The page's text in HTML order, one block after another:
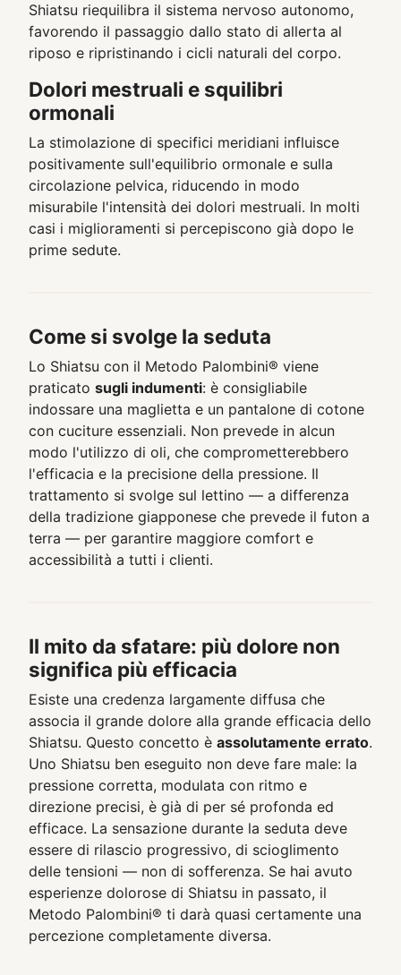
Shiatsu riequilibra il sistema nervoso autonomo,
favorendo il passaggio dallo stato di allerta al
riposo e ripristinando i cicli naturali del corpo.
Dolori mestruali e squilibri
ormonali
La stimolazione di specifici meridiani influisce
positivamente sull'equilibrio ormonale e sulla
circolazione pelvica, riducendo in modo
misurabile l'intensità dei dolori mestruali. In molti
casi i miglioramenti si percepiscono già dopo le
prime sedute.
Come si svolge la seduta
Lo Shiatsu con il Metodo Palombini® viene
praticato sugli indumenti: è consigliabile
indossare una maglietta e un pantalone di cotone
con cuciture essenziali. Non prevede in alcun
modo l'utilizzo di oli, che comprometterebbero
l'efficacia e la precisione della pressione. Il
trattamento si svolge sul lettino — a differenza
della tradizione giapponese che prevede il futon a
terra — per garantire maggiore comfort e
accessibilità a tutti i clienti.
Il mito da sfatare: più dolore non
significa più efficacia
Esiste una credenza largamente diffusa che
associa il grande dolore alla grande efficacia dello
Shiatsu. Questo concetto è assolutamente errato.
Uno Shiatsu ben eseguito non deve fare male: la
pressione corretta, modulata con ritmo e
direzione precisi, è già di per sé profonda ed
efficace. La sensazione durante la seduta deve
essere di rilascio progressivo, di scioglimento
delle tensioni — non di sofferenza. Se hai avuto
esperienze dolorose di Shiatsu in passato, il
Metodo Palombini® ti darà quasi certamente una
percezione completamente diversa.